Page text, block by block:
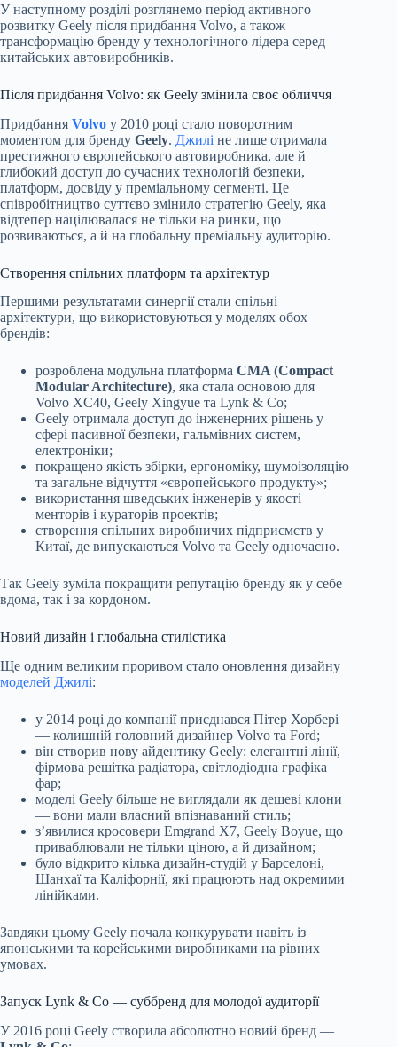
У наступному розділі розглянемо період активного
розвитку Geely після придбання Volvo, а також
трансформацію бренду у технологічного лідера серед
китайських автовиробників.
Після придбання Volvo: як Geely змінила своє обличчя
Придбання Volvo у 2010 році стало поворотним
моментом для бренду Geely. Джилі не лише отримала
престижного європейського автовиробника, але й
глибокий доступ до сучасних технологій безпеки,
платформ, досвіду у преміальному сегменті. Це
співробітництво суттєво змінило стратегію Geely, яка
відтепер націлювалася не тільки на ринки, що
розвиваються, а й на глобальну преміальну аудиторію.
Створення спільних платформ та архітектур
Першими результатами синергії стали спільні
архітектури, що використовуються у моделях обох
брендів:
розроблена модульна платформа CMA (Compact
Modular Architecture), яка стала основою для
Volvo XC40, Geely Xingyue та Lynk & Co;
Geely отримала доступ до інженерних рішень у
сфері пасивної безпеки, гальмівних систем,
електроніки;
покращено якість збірки, ергономіку, шумоізоляцію
та загальне відчуття «європейського продукту»;
використання шведських інженерів у якості
менторів і кураторів проектів;
створення спільних виробничих підприємств у
Китаї, де випускаються Volvo та Geely одночасно.
Так Geely зуміла покращити репутацію бренду як у себе
вдома, так і за кордоном.
Новий дизайн і глобальна стилістика
Ще одним великим проривом стало оновлення дизайну
моделей Джилі:
у 2014 році до компанії приєднався Пітер Хорбері
— колишній головний дизайнер Volvo та Ford;
він створив нову айдентику Geely: елегантні лінії,
фірмова решітка радіатора, світлодіодна графіка
фар;
моделі Geely більше не виглядали як дешеві клони
— вони мали власний впізнаваний стиль;
з’явилися кросовери Emgrand X7, Geely Boyue, що
приваблювали не тільки ціною, а й дизайном;
було відкрито кілька дизайн-студій у Барселоні,
Шанхаї та Каліфорнії, які працюють над окремими
лінійками.
Завдяки цьому Geely почала конкурувати навіть із
японськими та корейськими виробниками на рівних
умовах.
Запуск Lynk & Co — суббренд для молодої аудиторії
У 2016 році Geely створила абсолютно новий бренд —